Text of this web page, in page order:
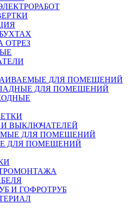
ОТРЕЗ
ДЛЯ ПОМЕЩЕНИЙ
ДЛЯ ПОМЕЩЕНИЙ
И ВЫКЛЮЧАТЕЛЕЙ
ДЛЯ ПОМЕЩЕНИЙ
ДЛЯ ПОМЕЩЕНИЙ
И ГОФРОТРУБ